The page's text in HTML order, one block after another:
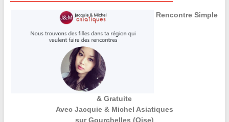
Rencontre Simple
& Gratuite
Avec Jacquie & Michel Asiatiques
sur Gourchelles (Oise)